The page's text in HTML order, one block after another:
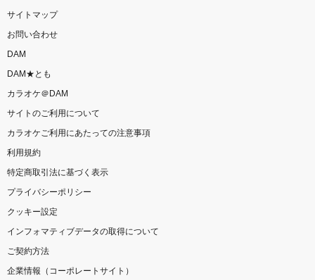
サイトマップ
お問い合わせ
DAM
DAM★とも
カラオケ＠DAM
サイトのご利用について
カラオケご利用にあたっての注意事項
利用規約
特定商取引法に基づく表示
プライバシーポリシー
クッキー設定
インフォマティブデータの取得について
ご契約方法
企業情報（コーポレートサイト）